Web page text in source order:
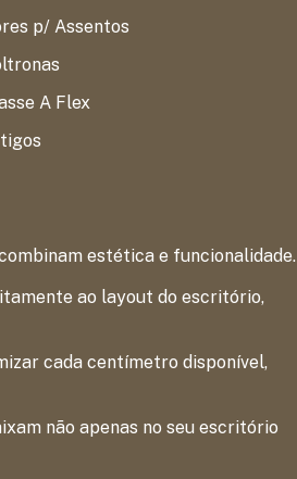
p/ Assentos
A Flex
estética e funcionalidade.
ao layout do escritório,
cada centímetro disponível,
não apenas no seu escritório